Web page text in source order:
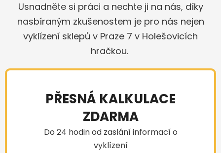
Usnadněte si práci a nechte ji na nás, díky
nasbíraným zkušenostem je pro nás nejen
vyklízení sklepů v Praze 7 v Holešovicích
hračkou.
PŘESNÁ KALKULACE
ZDARMA
Do 24 hodin od zaslání informací o
vyklízení